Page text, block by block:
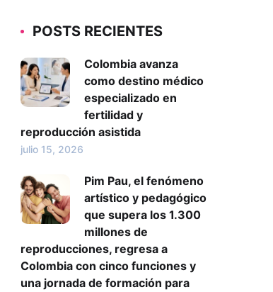
POSTS RECIENTES
Colombia avanza
como destino médico
especializado en
fertilidad y
reproducción asistida
julio 15, 2026
Pim Pau, el fenómeno
artístico y pedagógico
que supera los 1.300
millones de
reproducciones, regresa a
Colombia con cinco funciones y
una jornada de formación para